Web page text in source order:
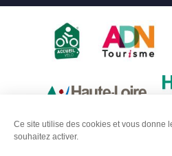
Ce site utilise des cookies et vous donne
souhaitez activer.